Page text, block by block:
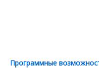
Программные